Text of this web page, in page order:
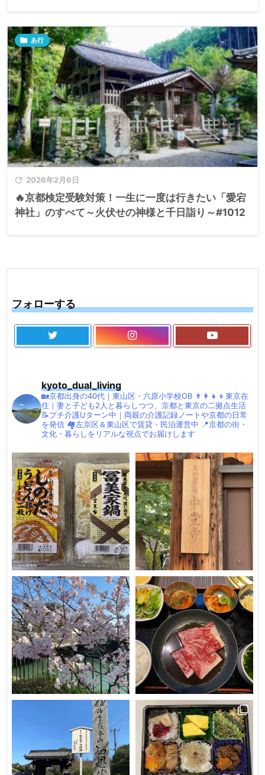
 2026年2月6日
 あ行
🔥京都検定受験対策！一生に一度は行きたい「愛宕
神社」のすべて～火伏せの神様と千日詣り～#1012
フォローする
kyoto_dual_living
🏡京都出身の40代｜東山区・六原小学校OB 👨‍👩‍👧‍👦東京在
住｜妻と子ども2人と暮らしつつ、京都と東京の二拠点生活
📝プチ介護Uターン中｜両親の介護記録ノートや京都の日常
を発信 🏘左京区＆東山区で賃貸・民泊運営中 📍京都の街・
文化・暮らしをリアルな視点でお届けします